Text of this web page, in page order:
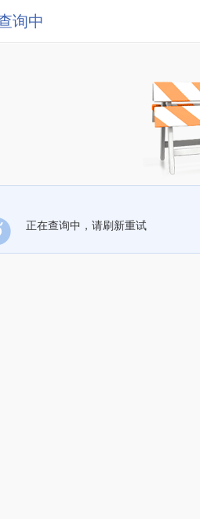
询中
正在查询中，请刷新重试